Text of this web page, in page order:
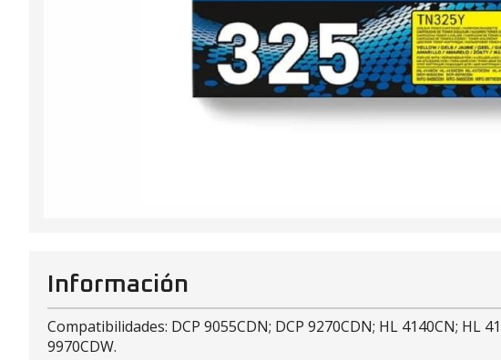
Información
Compatibilidades: DCP 9055CDN; DCP 9270CDN; HL 4140CN; HL
9970CDW.